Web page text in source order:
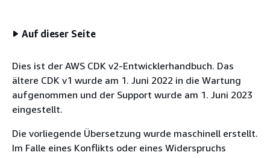
Auf dieser Seite
Dies ist der AWS CDK v2-Entwicklerhandbuch. Das
ältere CDK v1 wurde am 1. Juni 2022 in die Wartung
aufgenommen und der Support wurde am 1. Juni 2023
eingestellt.
Die vorliegende Übersetzung wurde maschinell erstellt.
Im Falle eines Konflikts oder eines Widerspruchs